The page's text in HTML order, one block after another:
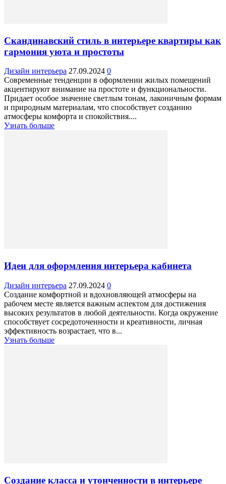
Скандинавский стиль в интерьере квартиры как
гармония уюта и простоты
Дизайн интерьера 27.09.2024 0
Современные тенденции в оформлении жилых помещений
акцентируют внимание на простоте и функциональности.
Придает особое значение светлым тонам, лаконичным формам
и природным материалам, что способствует созданию
атмосферы комфорта и спокойствия....
Узнать больше
Идеи для оформления интерьера кабинета
Дизайн интерьера 27.09.2024 0
Создание комфортной и вдохновляющей атмосферы на
рабочем месте является важным аспектом для достижения
высоких результатов в любой деятельности. Когда окружение
способствует сосредоточенности и креативности, личная
эффективность возрастает, что в...
Узнать больше
Создание класса и утонченности в интерьере